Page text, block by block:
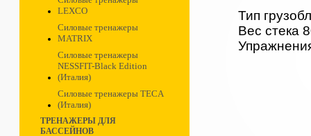
LEXCO
Силовые тренажеры
MATRIX
Силовые тренажеры
NESSFIT-Black Edition
(Италия)
Силовые тренажеры TECA
(Италия)
ТРЕНАЖЕРЫ ДЛЯ
БАССЕЙНОВ
Тип
Вес стека